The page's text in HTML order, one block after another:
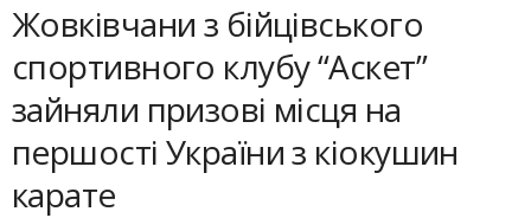
Жовківчани з бійцівського
спортивного клубу “Аскет”
зайняли призові місця на
першості України з кіокушин
карате